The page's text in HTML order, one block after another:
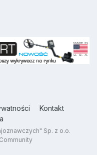
Kontakt
Sp. z o.o.